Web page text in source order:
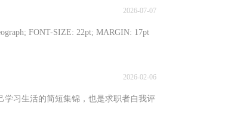
FONT-SIZE: 22pt; MARGIN: 17pt
2026-07-07
生活的简短集锦，也是求职者自我评
2026-02-06